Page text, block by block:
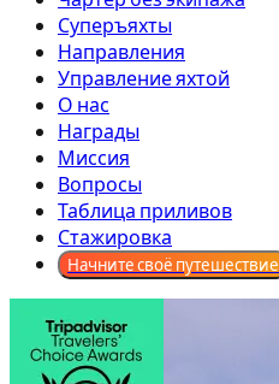
Суперъяхты
Направления
Управление яхтой
О нас
Награды
Миссия
Вопросы
Таблица приливов
Стажировка
Начните своё путешествие